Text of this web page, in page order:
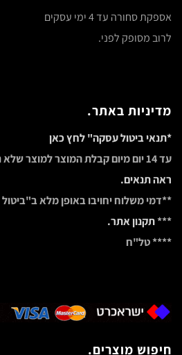
אספקת סחורה עד 4 ימי עסקים
לרוב מסופק לפני.
מדיניות באתר.
*תנאי ביטול עסקה" לחץ כאן
עד 14 יום מיום קבלת המוצר למוצר שלא נפתח מאריזתו המקורית
ראה תנאים.
**דמי משלוח יחויבו באופן מלא
***תקנון אתר.
**** טל"ח
חיפוש מוצרים.